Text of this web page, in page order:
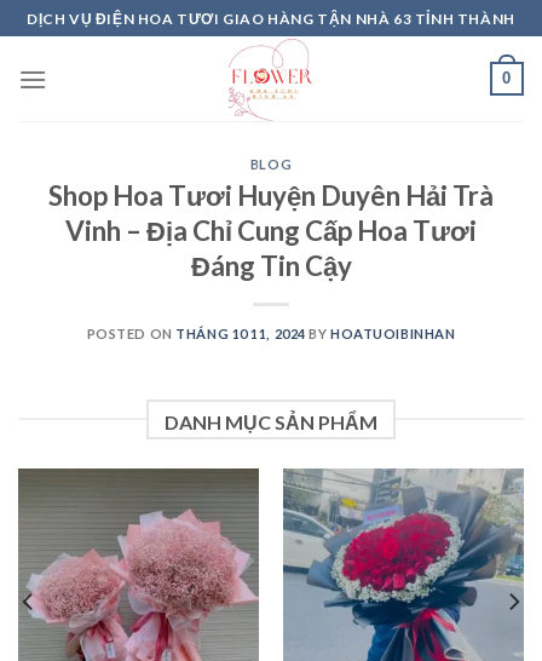
Skip
to
content
DỊCH VỤ ĐIỆN HOA TƯƠI GIAO HÀNG TẬN NHÀ 63 TỈNH THÀNH
0
BLOG
Shop Hoa Tươi Huyện Duyên Hải Trà
Vinh – Địa Chỉ Cung Cấp Hoa Tươi
Đáng Tin Cậy
POSTED ON THÁNG 10 11, 2024 BYHOATUOIBINHAN
DANH MỤC SẢN PHẨM